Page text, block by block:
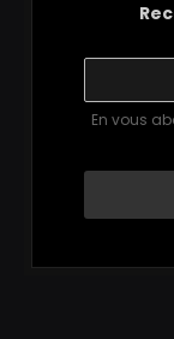
En vous